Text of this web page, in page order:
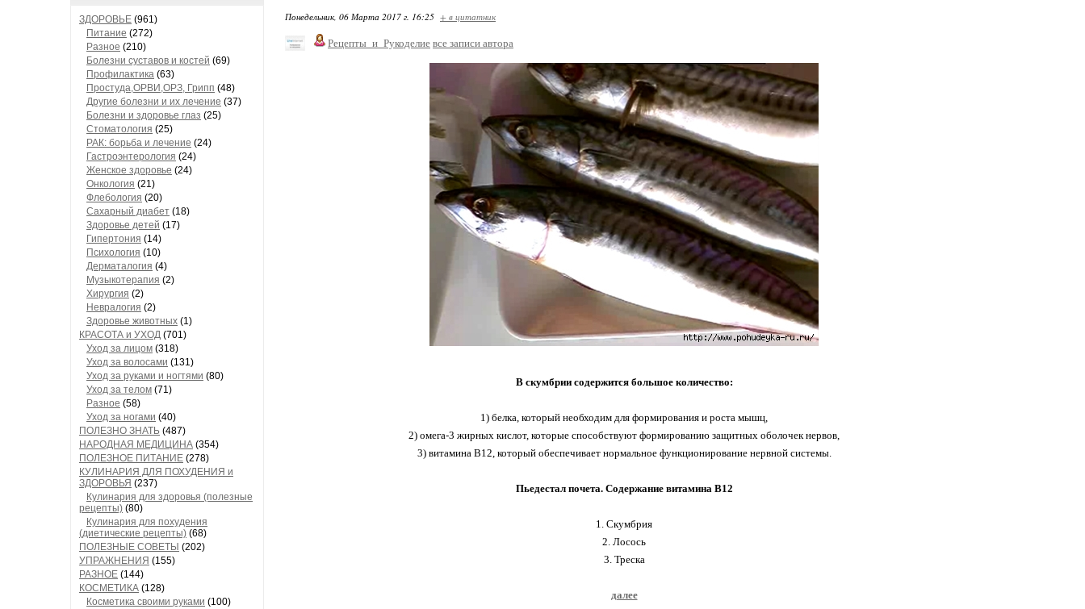
ЗДОРОВЬЕ (961)
Питание (272)
Разное (210)
Болезни суставов и костей (69)
Профилактика (63)
Простуда,ОРВИ,ОРЗ, Грипп (48)
Другие болезни и их лечение (37)
Болезни и здоровье глаз (25)
Стоматология (25)
РАК: борьба и лечение (24)
Гастроэнтерология (24)
Женское здоровье (24)
Онкология (21)
Флебология (20)
Сахарный диабет (18)
Здоровье детей (17)
Гипертония (14)
Психология (10)
Дерматалогия (4)
Музыкотерапия (2)
Хирургия (2)
Невралогия (2)
Здоровье животных (1)
КРАСОТА и УХОД (701)
Уход за лицом (318)
Уход за волосами (131)
Уход за руками и ногтями (80)
Уход за телом (71)
Разное (58)
Уход за ногами (40)
ПОЛЕЗНО ЗНАТЬ (487)
НАРОДНАЯ МЕДИЦИНА (354)
ПОЛЕЗНОЕ ПИТАНИЕ (278)
КУЛИНАРИЯ ДЛЯ ПОХУДЕНИЯ и
ЗДОРОВЬЯ (237)
Кулинария для здоровья (полезные
рецепты) (80)
Кулинария для похудения
(диетические рецепты) (68)
ПОЛЕЗНЫЕ СОВЕТЫ (202)
УПРАЖНЕНИЯ (155)
РАЗНОЕ (144)
КОСМЕТИКА (128)
Косметика своими руками (100)
Понедельник, 06 Марта 2017 г. 16:25 + в цитатник
Рецепты_и_Рукоделие все записи автора
В скумбрии содержится большое количество:
1) белка, который необходим для формирования и роста мышц,
2) омега-3 жирных кислот, которые способствуют формированию защитных оболочек нервов,
3) витамина В12, который обеспечивает нормальное функционирование нервной системы.
Пьедестал почета. Содержание витамина В12
1. Скумбрия
2. Лосось
3. Треска
далее